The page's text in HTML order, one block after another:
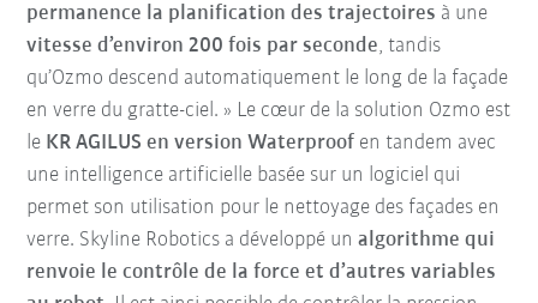
permanence la planification des trajectoires à une
vitesse d’environ 200 fois par seconde, tandis
qu’Ozmo descend automatiquement le long de la façade
en verre du gratte-ciel. » Le cœur de la solution Ozmo est
le KR AGILUS en version Waterproof en tandem avec
une intelligence artificielle basée sur un logiciel qui
permet son utilisation pour le nettoyage des façades en
verre. Skyline Robotics a développé unalgorithme qui
renvoie le contrôle de la force et d’autres variables